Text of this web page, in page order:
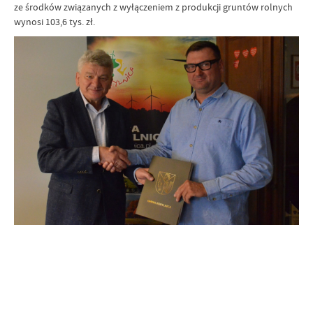
ze środków związanych z wyłączeniem z produkcji gruntów rolnych
wynosi 103,6 tys. zł.